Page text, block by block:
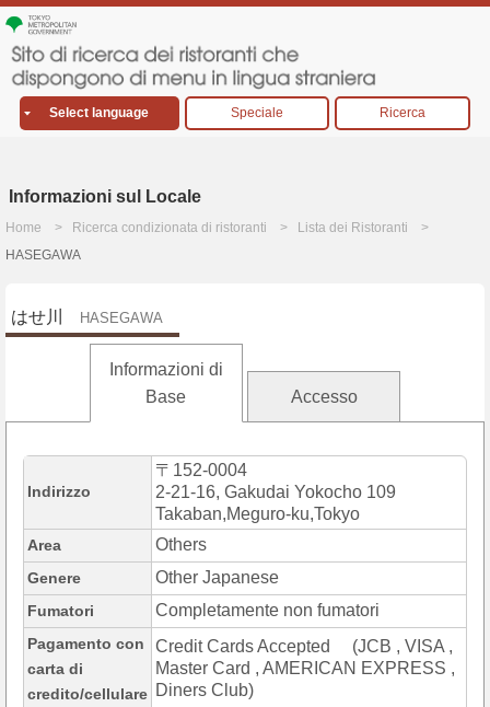
Select language Speciale Ricerca
Informazioni sul Locale
Home Ricerca condizionata di ristoranti
Lista dei Ristoranti
HASEGAWA
はせ川 HASEGAWA
Informazioni di
Base
Accesso
Indirizzo
〒152-0004
2-21-16, Gakudai Yokocho 109
Takaban,Meguro-ku,Tokyo
Area Others
Genere Other Japanese
Fumatori Completamente non fumatori
Pagamento con
carta di
credito/cellulare
Credit Cards Accepted (JCB , VISA ,
Master Card , AMERICAN EXPRESS ,
Diners Club)